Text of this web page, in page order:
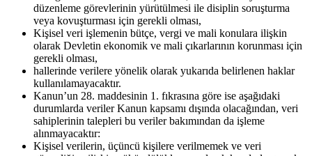
düzenleme görevlerinin yürütülmesi ile disiplin soruşturma
veya kovuşturması için gerekli olması,
Kişisel veri işlemenin bütçe, vergi ve mali konulara ilişkin
olarak Devletin ekonomik ve mali çıkarlarının korunması için
gerekli olması,
hallerinde verilere yönelik olarak yukarıda belirlenen haklar
kullanılamayacaktır.
Kanun’un 28. maddesinin 1. fıkrasına göre ise aşağıdaki
durumlarda veriler Kanun kapsamı dışında olacağından, veri
sahiplerinin talepleri bu veriler bakımından da işleme
alınmayacaktır:
Kişisel verilerin, üçüncü kişilere verilmemek ve veri